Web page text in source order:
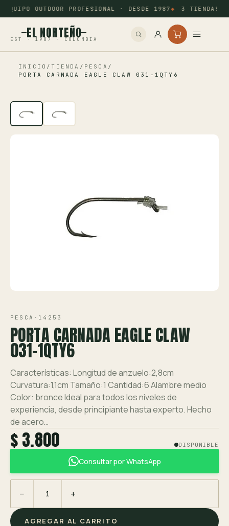
EQUIPO OUTDOOR PROFESIONAL · DESDE 1987 3 TIENDAS:
EL NORTEÑO
EST · 1987 · COLOMBIA
Inicio
Camping
Ver toda la tienda →
INICIO / TIENDA / PESCA /
PORTA CARNADA EAGLE CLAW 031-1QTY6
PESCA · 14253
PORTA CARNADA EAGLE CLAW
031-1QTY6
Características: Longitud de anzuelo:2,8cm
Curvatura:1,1cm Tamaño:1 Cantidad:6 Alambre medio
Color: bronce Ideal para todos los niveles de
experiencia, desde principiante hasta experto. Hecho
de acero…
$ 3.800 DISPONIBLE
Consultar por WhatsApp
− +
AGREGAR AL CARRITO